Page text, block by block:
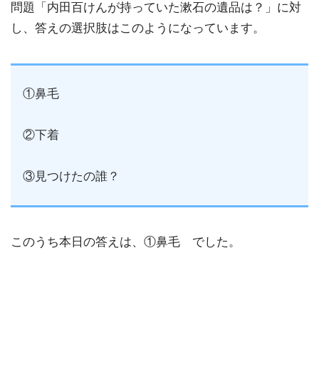
問題「内田百けんが持っていた漱石の遺品は？」に対
し、答えの選択肢はこのようになっています。
①鼻毛
②下着
③見つけたの誰？
このうち本日の答えは、①鼻毛 でした。